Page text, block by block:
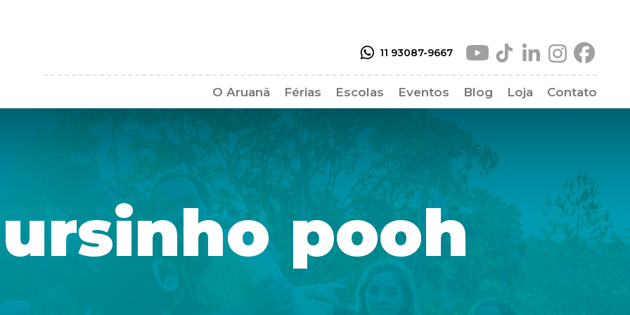
11 93087-9667
O Aruanã Férias Escolas Eventos Blog Loja Contato
ursinho pooh